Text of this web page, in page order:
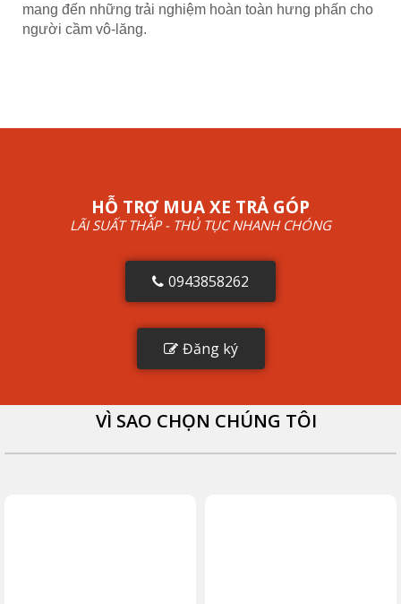
mang đến những trải nghiệm hoàn toàn hưng phấn cho
người cầm vô-lăng.
HỖ TRỢ MUA XE TRẢ GÓP
LÃI SUẤT THẤP - THỦ TỤC NHANH CHÓNG
0943858262
Đăng ký
VÌ SAO CHỌN CHÚNG TÔI